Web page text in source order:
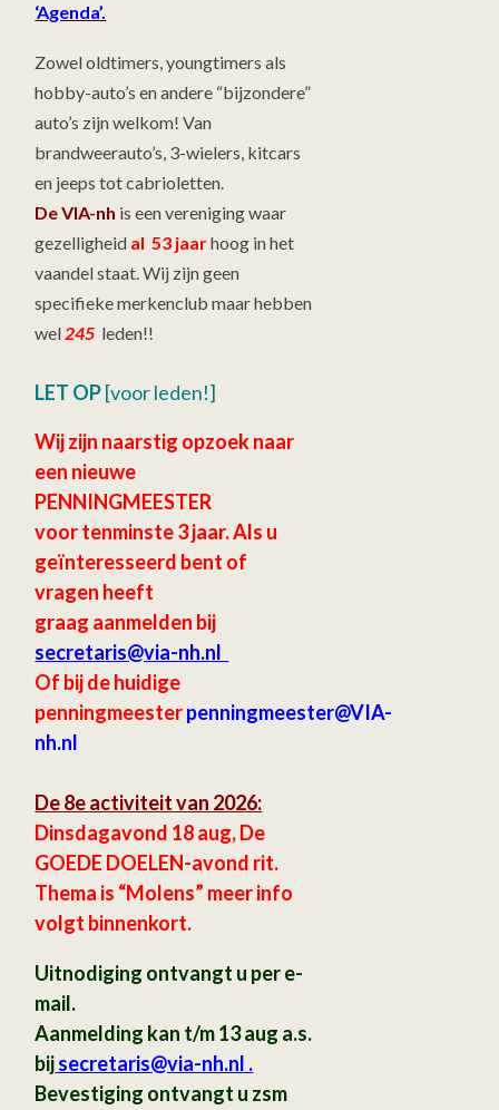
‘Agenda’.
Zowel oldtimers, youngtimers als
hobby-auto’s en andere “bijzondere”
auto’s zijn welkom! Van
brandweerauto’s, 3-wielers, kitcars
en jeeps tot cabrioletten.
De VIA-nh is een vereniging waar
gezelligheid al 53 jaarhoog in het
vaandel staat. Wij zijn geen
specifieke merkenclub maar hebben
wel245 leden!!
LET OP[voor leden!]
Wij zijn naarstig opzoek naar
een nieuwe
PENNINGMEESTER
voor tenminste 3 jaar.Als u
geïnteresseerd bent of
vragen heeft
graag aanmelden bij
secretaris@via-nh.nl
Of bij de huidige
penningmeesterpenningmeester@VIA-
nh.nl
De 8e activiteit van 2026:
Dinsdagavond 18 aug, De
GOEDE DOELEN-avond rit.
Thema is “Molens” meer info
volgt binnenkort.
Uitnodiging ontvangt u per e-
mail.
Aanmelding kan t/m 13 aug a.s.
bijsecretaris@via-nh.nl .
Bevestiging ontvangt u zsm